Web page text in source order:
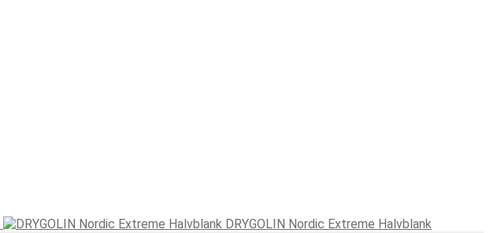
DRYGOLIN Nordic Extreme Halvblank